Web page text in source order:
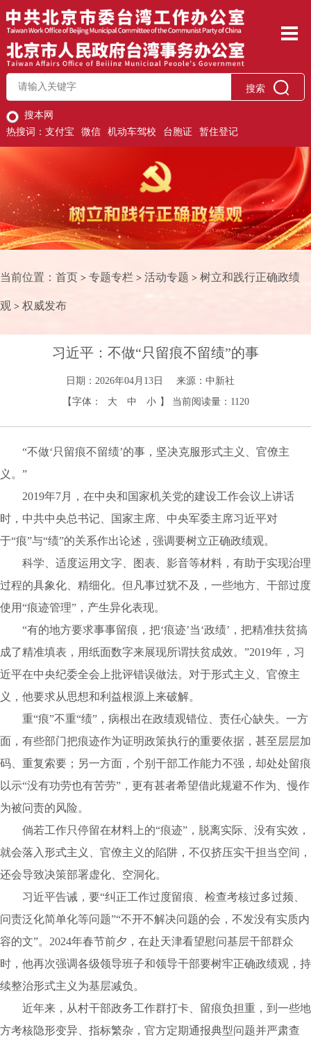
搜索
搜本网
热搜词： 支付宝 微信 机动车驾校 台胞证 暂住登记
当前位置： 首页 > 专题专栏 > 活动专题 > 树立和践行正确政绩
观 > 权威发布
习近平：不做“只留痕不留绩”的事
日期：2026年04月13日
来源：中新社
【字体：
大 中 小 】 当前阅读量： 1120
“不做‘只留痕不留绩’的事，坚决克服形式主义、官僚主
义。”
2019年7月，在中央和国家机关党的建设工作会议上讲话
时，中共中央总书记、国家主席、中央军委主席习近平对
于“痕”与“绩”的关系作出论述，强调要树立正确政绩观。
科学、适度运用文字、图表、影音等材料，有助于实现治理
过程的具象化、精细化。但凡事过犹不及，一些地方、干部过度
使用“痕迹管理”，产生异化表现。
“有的地方要求事事留痕，把‘痕迹’当‘政绩’，把精准扶贫搞
成了精准填表，用纸面数字来展现所谓扶贫成效。”2019年，习
近平在中央纪委全会上批评错误做法。对于形式主义、官僚主
义，他要求从思想和利益根源上来破解。
重“痕”不重“绩”，病根出在政绩观错位、责任心缺失。一方
面，有些部门把痕迹作为证明政策执行的重要依据，甚至层层加
码、重复索要；另一方面，个别干部工作能力不强，却处处留痕
以示“没有功劳也有苦劳”，更有甚者希望借此规避不作为、慢作
为被问责的风险。
倘若工作只停留在材料上的“痕迹”，脱离实际、没有实效，
就会落入形式主义、官僚主义的陷阱，不仅挤压实干担当空间，
还会导致决策部署虚化、空洞化。
习近平告诫，要“纠正工作过度留痕、检查考核过多过频、
问责泛化简单化等问题”“不开不解决问题的会，不发没有实质内
容的文”。2024年春节前夕，在赴天津看望慰问基层干部群众
时，他再次强调各级领导班子和领导干部要树牢正确政绩观，持
续整治形式主义为基层减负。
近年来，从村干部政务工作群打卡、留痕负担重，到一些地
方考核隐形变异、指标繁杂，官方定期通报典型问题并严肃查